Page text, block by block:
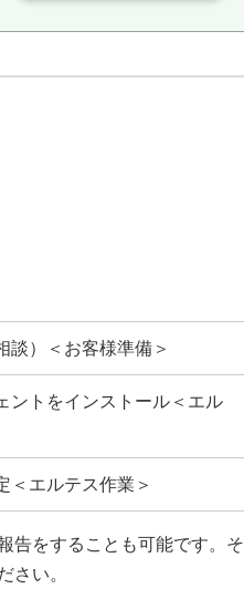
談）＜お客様準備＞
ントをインストール＜エル
＜エルテス作業＞
告をすることも可能です。そ
さい。